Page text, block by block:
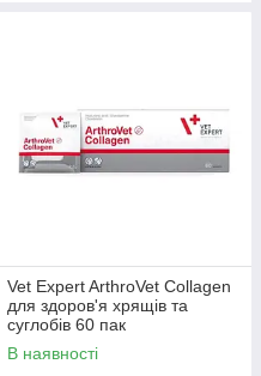
Vet Expert ArthroVet Collagen
для здоров'я хрящів та
суглобів 60 пак
В наявності